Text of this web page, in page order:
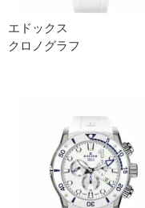
エドックス
クロノグラフ